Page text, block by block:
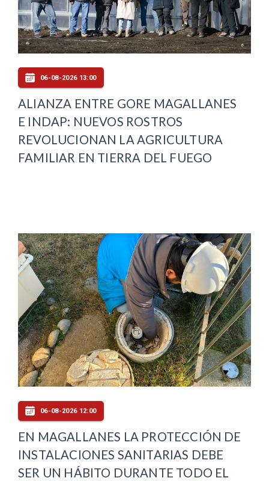
06-08-2026 13:00
ALIANZA ENTRE GORE MAGALLANES
E INDAP: NUEVOS ROSTROS
REVOLUCIONAN LA AGRICULTURA
FAMILIAR EN TIERRA DEL FUEGO
06-08-2026 12:00
EN MAGALLANES LA PROTECCIÓN DE
INSTALACIONES SANITARIAS DEBE
SER UN HÁBITO DURANTE TODO EL